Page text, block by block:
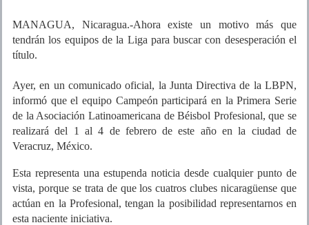
MANAGUA, Nicaragua.-Ahora existe un motivo más que
tendrán los equipos de la Liga para buscar con desesperación el
título.
Ayer, en un comunicado oficial, la Junta Directiva de la LBPN,
informó que el equipo Campeón participará en la Primera Serie
de la Asociación Latinoamericana de Béisbol Profesional, que se
realizará del 1 al 4 de febrero de este año en la ciudad de
Veracruz, México.
Esta representa una estupenda noticia desde cualquier punto de
vista, porque se trata de que los cuatros clubes nicaragüense que
actúan en la Profesional, tengan la posibilidad representarnos en
esta naciente iniciativa.